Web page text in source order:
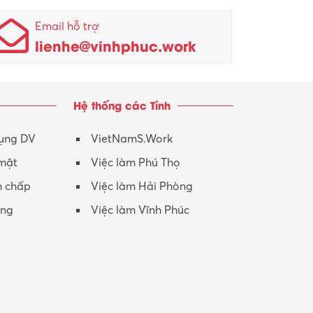
Nhân viên kinh doanh
Nhân viên thu mua
Nhân viên CSKH
Phục vụ khác
Promotion Girl (PG)
KCN Sông Lô I
KCN Tam Dương
Email hỗ trợ
lienhe@vinhphuc.work
DV
chấp
Hệ thống các Tỉnh
VietNamS.Work
Việc làm Phú Thọ
Việc làm Hải Phòng
Việc làm Vĩnh Phúc